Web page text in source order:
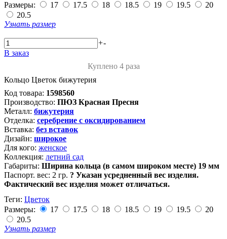
Размеры:
17 17.5 18 18.5 19 19.5
20
20.5
Узнать размер
+-
В заказ
Куплено 4 раза
Кольцо Цветок бижутерия
Код товара: 1598560
Производство: ПЮЗ Красная Пресня
Металл: бижутерия
Отделка: серебрение с оксидированием
Вставка: без вставок
Дизайн: широкое
Для кого: женское
Коллекция: летний сад
Габариты: Ширина кольца (в самом широком месте) 19 мм
Паспорт. вес: 2 гр. ? Указан усредненный вес изделия.
Фактический вес изделия может отличаться.
Теги: Цветок
Размеры:
17 17.5 18 18.5 19 19.5
20
20.5
Узнать размер